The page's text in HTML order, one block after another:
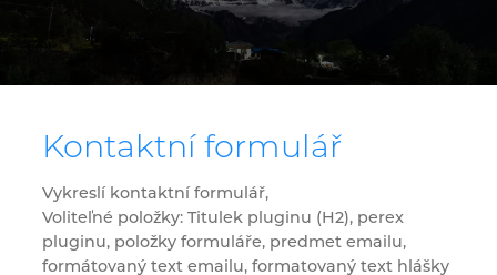
Kontaktní formulář
Vykreslí kontaktní formulář,
Voliteľné položky: Titulek pluginu (H2), perex
pluginu, položky formuláře, predmet emailu,
formátovaný text emailu, formatovaný text hlášky